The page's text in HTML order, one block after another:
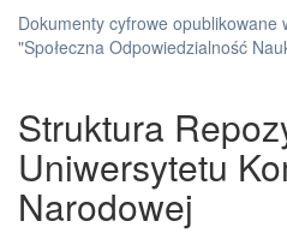
Dokumenty cyfrowe opublikowane
"Społeczna Odpowiedzialność
Struktura
Uniwersytetu
Narodowej